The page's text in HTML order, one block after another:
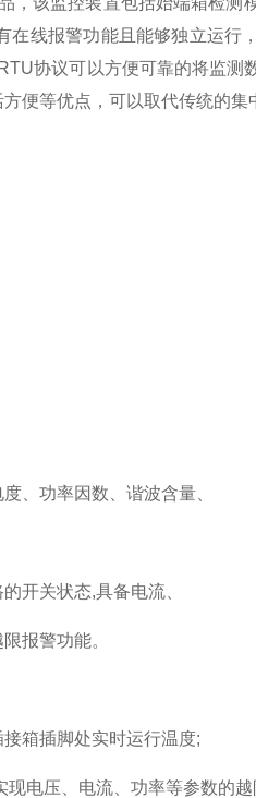
线报警功能且能够独立运行
协议可以方便可靠的将监测
便等优点，可以取代传统的集
、功率因数、谐波含量、
开关状态,具备电流、
报警功能。
箱插脚处实时运行温度;
压、电流、功率等参数的越